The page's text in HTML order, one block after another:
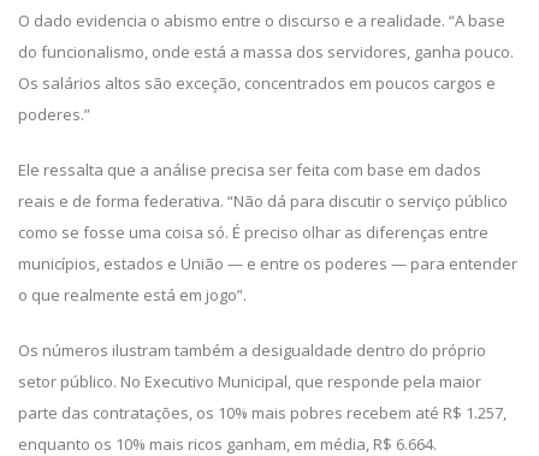
O dado evidencia o abismo entre o discurso e a realidade. “A base
do funcionalismo, onde está a massa dos servidores, ganha pouco.
Os salários altos são exceção, concentrados em poucos cargos e
poderes.”
Ele ressalta que a análise precisa ser feita com base em dados
reais e de forma federativa. “Não dá para discutir o serviço público
como se fosse uma coisa só. É preciso olhar as diferenças entre
municípios, estados e União — e entre os poderes — para entender
o que realmente está em jogo”.
Os números ilustram também a desigualdade dentro do próprio
setor público. No Executivo Municipal, que responde pela maior
parte das contratações, os 10% mais pobres recebem até R$ 1.257,
enquanto os 10% mais ricos ganham, em média, R$ 6.664.